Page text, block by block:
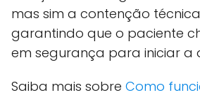
mas sim a contenção
garantindo que o paciente
em segurança para iniciar a
Saiba mais sobre Como